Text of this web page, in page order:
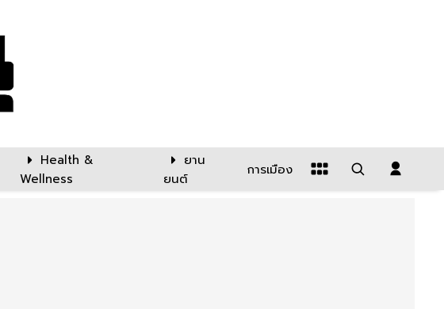
Health &
Wellness
ยาน
ยนต์
การเมือง